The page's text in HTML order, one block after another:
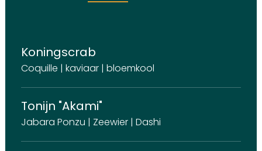
Koningscrab
Coquille | kaviaar | bloemkool
Tonijn "Akami"
Jabara Ponzu | Zeewier | Dashi